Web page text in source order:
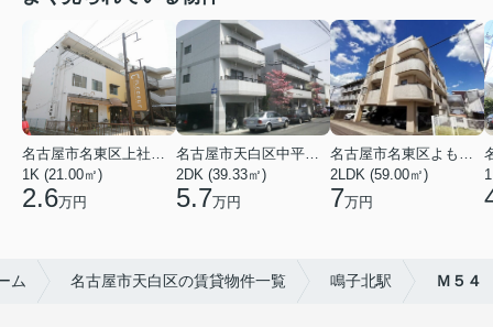
名古屋市名東区上社２丁目
1K (21.00㎡)
2.6万円
名古屋市天白区中平２丁目
2DK (39.33㎡)
5.7万円
名古屋市名東区よもぎ台２丁目
2LDK (59.00㎡)
7万円
ム 名古屋市天白区の賃貸物件一覧 鳴子北駅 Ｍ５４